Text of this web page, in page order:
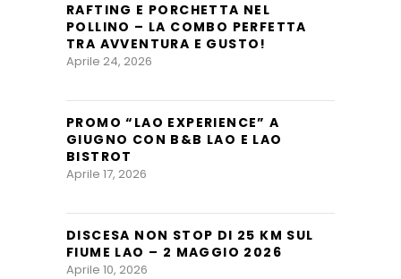
RAFTING E PORCHETTA NEL
POLLINO – LA COMBO PERFETTA
TRA AVVENTURA E GUSTO!
Aprile 24, 2026
PROMO “LAO EXPERIENCE” A
GIUGNO CON B&B LAO E LAO
BISTROT
Aprile 17, 2026
DISCESA NON STOP DI 25 KM SUL
FIUME LAO – 2 MAGGIO 2026
Aprile 10, 2026